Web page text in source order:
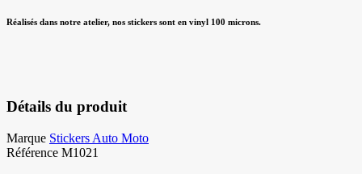
Réalisés dans notre atelier, nos stickers sont en vinyl 100 microns.
Détails du produit
Marque Stickers Auto Moto
Référence M1021